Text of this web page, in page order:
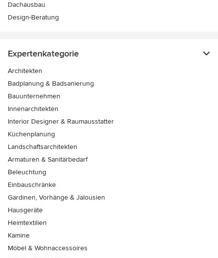
Dachausbau
Design-Beratung
Expertenkategorie
Architekten
Badplanung & Badsanierung
Bauunternehmen
Innenarchitekten
Interior Designer & Raumausstatter
Küchenplanung
Landschaftsarchitekten
Armaturen & Sanitärbedarf
Beleuchtung
Einbauschränke
Gardinen, Vorhänge & Jalousien
Hausgeräte
Heimtextilien
Kamine
Möbel & Wohnaccessoires